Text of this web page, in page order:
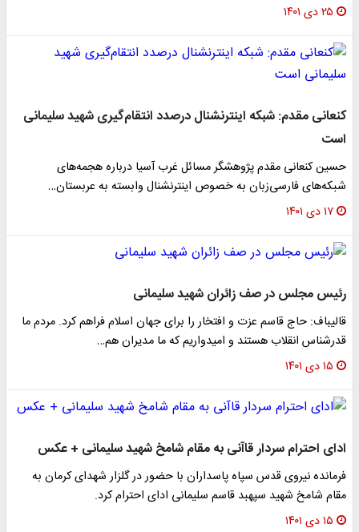
۲۵ دی ۱۴۰۱
کنعانی‌ مقدم: شبکه اینترنشنال درصدد انتقام‌گیری شهید سلیمانی
است
حسین کنعانی‌ مقدم پژوهشگر مسائل غرب آسیا درباره هجمه‌های
شبکه‌های فارسی‌زبان به خصوص اینترنشنال وابسته به عربستان…
۱۷ دی ۱۴۰۱
رئیس مجلس در صف زائران شهید سلیمانی
قالیباف: حاج قاسم عزت و افتخار را برای جهان اسلام فراهم کرد. مردم ما
قدرشناس انقلاب هستند و امیدواریم که ما مدیران هم…
۱۵ دی ۱۴۰۱
ادای احترام سردار قاآنی به مقام شامخ شهید سلیمانی + عکس
فرمانده نیروی قدس سپاه پاسداران با حضور در گلزار شهدای کرمان به
مقام شامخ شهید سپهبد قاسم سلیمانی ادای احترام کرد.
۱۵ دی ۱۴۰۱